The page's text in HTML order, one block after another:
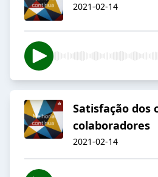
2021-02-14
Satisfação dos
colaboradores
2021-02-14